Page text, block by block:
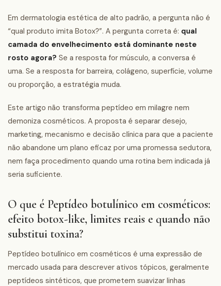
Em dermatologia estética de alto padrão, a pergunta não é
“qual produto imita Botox?”. A pergunta correta é: qual
camada do envelhecimento está dominante neste
rosto agora? Se a resposta for músculo, a conversa é
uma. Se a resposta for barreira, colágeno, superfície, volume
ou proporção, a estratégia muda.
Este artigo não transforma peptídeo em milagre nem
demoniza cosméticos. A proposta é separar desejo,
marketing, mecanismo e decisão clínica para que a paciente
não abandone um plano eficaz por uma promessa sedutora,
nem faça procedimento quando uma rotina bem indicada já
seria suficiente.
O que é Peptídeo botulínico em cosméticos:
efeito botox-like, limites reais e quando não
substitui toxina?
Peptídeo botulínico em cosméticos é uma expressão de
mercado usada para descrever ativos tópicos, geralmente
peptídeos sintéticos, que prometem suavizar linhas